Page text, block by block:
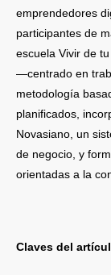
emprendedores
participantes de
escuela Vivir de
—centrado en
metodología
planificados,
Novasiano, un
de negocio, y
orientadas a la
Claves del